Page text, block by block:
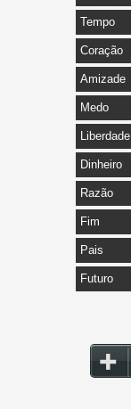
Tempo
Coração
Amizade
Medo
Liberdade
Dinheiro
Razão
Fim
Pais
Futuro